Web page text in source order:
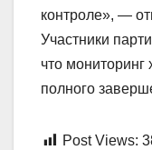
контроле», —
Участники
что мониторинг
полного
Post Views: